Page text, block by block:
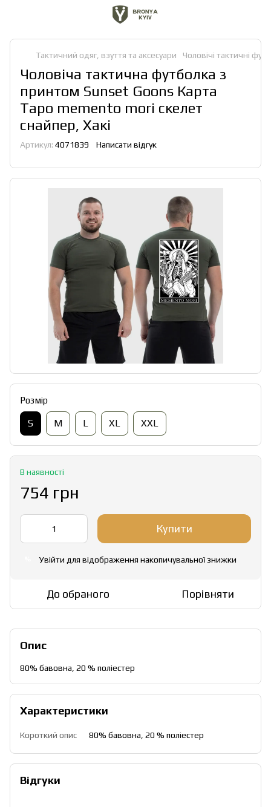
Тактичний одяг, взуття та аксесуари Чоловічі тактичні
Чоловіча тактична футболка з
принтом Sunset Goons Карта
Таро memento mori скелет
снайпер, Хакі
Артикул: 4071839 Написати відгук
Розмір
S M L XL XXL
В наявності
754 грн
Купити
Увійти для відображення накопичувальної знижки
До обраного Порівняти
Опис
80% бавовна, 20 % поліестер
Характеристики
Короткий опис 80% бавовна, 20 % поліестер
Відгуки